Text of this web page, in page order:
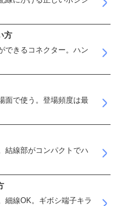
方
できるコネクター。ハン
面で使う。登場頻度は最
結線部がコンパクトでハ
細線OK。ギボシ端子キラ